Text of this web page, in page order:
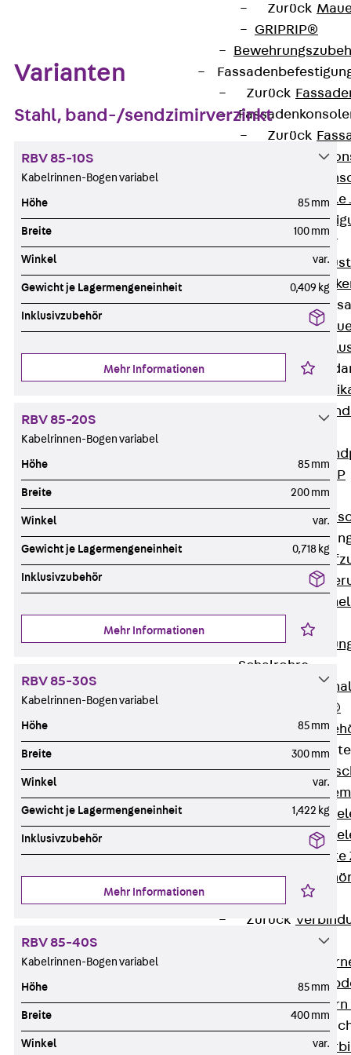
Zurück
GRIPRIP®
Zurück
Zurück
Winkelkonsole
Brüstungsanker
Zurück
Attika-
Windpost JWP
Schallisolation
Zurück
Schalrohre
RAPIDOBAT®
Schalrohre
Zurück
Abschalelemente
Zurück
Querkraftdorn
Varianten
Stahl, band-/sendzimirverzinkt
RBV 85-10S
Kabelrinnen-Bogen variabel
Höhe 85 mm
Breite 100 mm
Winkel var.
Gewicht je Lagermengeneinheit 0,409 kg
Inklusivzubehör
Mehr Informationen
RBV 85-20S
Kabelrinnen-Bogen variabel
Höhe 85 mm
Breite 200 mm
Winkel var.
Gewicht je Lagermengeneinheit 0,718 kg
Inklusivzubehör
Mehr Informationen
RBV 85-30S
Kabelrinnen-Bogen variabel
Höhe 85 mm
Breite 300 mm
Winkel var.
Gewicht je Lagermengeneinheit 1,422 kg
Inklusivzubehör
Mehr Informationen
RBV 85-40S
Kabelrinnen-Bogen variabel
Höhe 85 mm
Breite 400 mm
Winkel var.